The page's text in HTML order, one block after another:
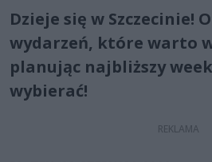
Dzieje się w Szczecinie!
wydarzeń, które warto
planując najbliższy
wybierać!